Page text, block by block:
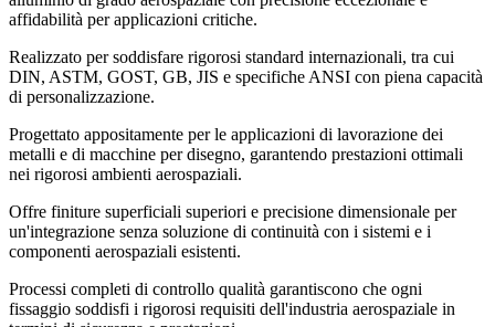
affidabilità per applicazioni critiche.
Realizzato per soddisfare rigorosi standard internazionali, tra cui
DIN, ASTM, GOST, GB, JIS e specifiche ANSI con piena capacità
di personalizzazione.
Progettato appositamente per le applicazioni di lavorazione dei
metalli e di macchine per disegno, garantendo prestazioni ottimali
nei rigorosi ambienti aerospaziali.
Offre finiture superficiali superiori e precisione dimensionale per
un'integrazione senza soluzione di continuità con i sistemi e i
componenti aerospaziali esistenti.
Processi completi di controllo qualità garantiscono che ogni
fissaggio soddisfi i rigorosi requisiti dell'industria aerospaziale in